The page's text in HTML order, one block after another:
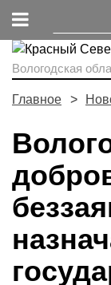
Вологодская
Главное